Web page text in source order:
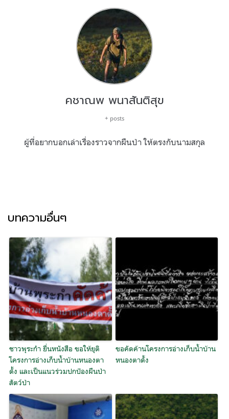
คชาณพ พนาสันติสุข
+ posts
ผู้ที่อยากบอกเล่าเรื่องราวจากผืนป่า ให้ตรงกับนามสกุล
บทความอื่นๆ
ชาวพุระกำ ยื่นหนังสือ ขอให้ยุติ
โครงการอ่างเก็บน้ำบ้านหนองตา
ดั้ง และเป็นแนวร่วมปกป้องผืนป่า
สัตว์ป่า
ขอคัดค้านโครงการอ่างเก็บน้ำบ้าน
หนองตาดั้ง